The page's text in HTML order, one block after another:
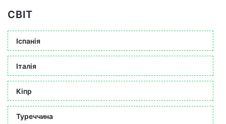
СВІТ
Іспанія
Італія
Кіпр
Туреччина